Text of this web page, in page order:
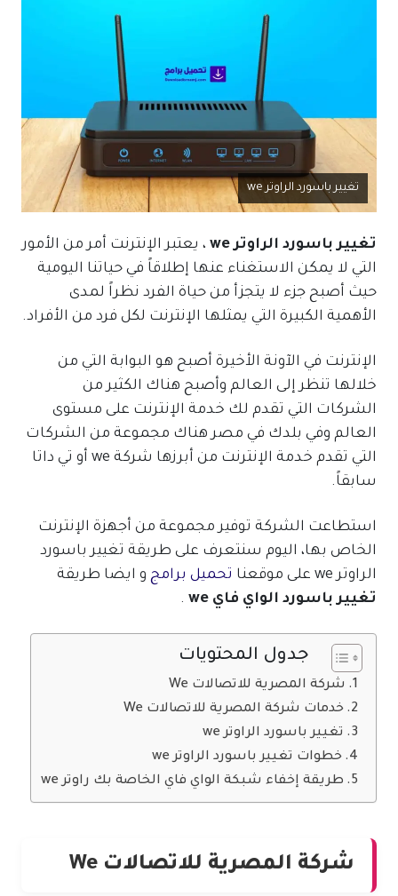
تغيير باسورد الراوتر we
تغيير باسورد الراوتر we
، يعتبر الإنترنت أمر من الأمور
التي لا يمكن الاستغناء عنها إطلاقاً في حياتنا اليومية
حيث أصبح جزء لا يتجزأ من حياة الفرد نظراً لمدى
الأهمية الكبيرة التي يمثلها الإنترنت لكل فرد من الأفراد.
الإنترنت في الآونة الأخيرة أصبح هو البوابة التي من
خلالها تنظر إلى العالم وأصبح هناك الكثير من
الشركات التي تقدم لك خدمة الإنترنت على مستوى
العالم وفي بلدك في مصر هناك مجموعة من الشركات
التي تقدم خدمة الإنترنت من أبرزها شركة we أو تي داتا
سابقاً.
استطاعت الشركة توفير مجموعة من أجهزة الإنترنت
الخاص بها، اليوم سنتعرف على طريقة تغيير باسورد
الراوتر we على موقعنا
تحميل برامج و ايضا طريقة
تغيير باسورد الواي فاي we
.
جدول المحتويات
شركة المصرية للاتصالات We
خدمات شركة المصرية للاتصالات We
تغيير باسورد الراوتر we
خطوات تغيير باسورد الراوتر we
طريقة إخفاء شبكة الواي فاي الخاصة بك راوتر we
شركة المصرية للاتصالات We